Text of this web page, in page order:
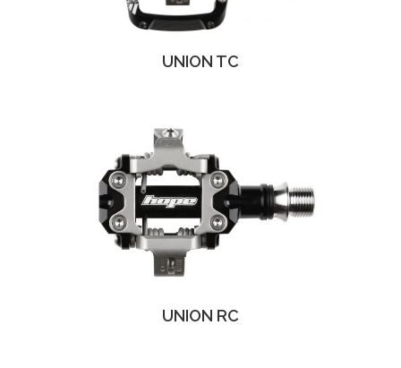
UNION TC
UNION RC